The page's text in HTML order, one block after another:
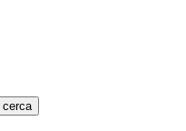
cerca